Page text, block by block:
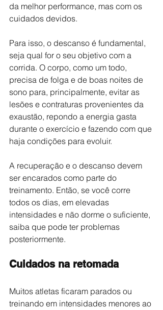
da melhor performance, mas com os
cuidados devidos.
Para isso, o descanso é fundamental,
seja qual for o seu objetivo com a
corrida. O corpo, como um todo,
precisa de folga e de boas noites de
sono para, principalmente, evitar as
lesões e contraturas provenientes da
exaustão, repondo a energia gasta
durante o exercício e fazendo com que
haja condições para evoluir.
A recuperação e o descanso devem
ser encarados como parte do
treinamento. Então, se você corre
todos os dias, em elevadas
intensidades e não dorme o suficiente,
saiba que pode ter problemas
posteriormente.
Cuidados na retomada
Muitos atletas ficaram parados ou
treinando em intensidades menores ao